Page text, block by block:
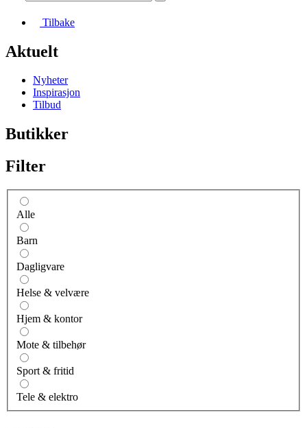
Tilbake
Aktuelt
Nyheter
Inspirasjon
Tilbud
Butikker
Filter
Alle
Barn
Dagligvare
Helse & velvære
Hjem & kontor
Mote & tilbehør
Sport & fritid
Tele & elektro